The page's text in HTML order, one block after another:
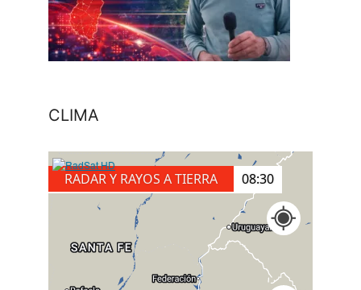
CLIMA
RADAR Y RAYOS A TIERRA 08:40